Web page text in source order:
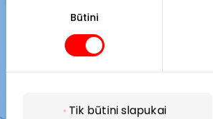
Būtini
Tik būtini slapukai